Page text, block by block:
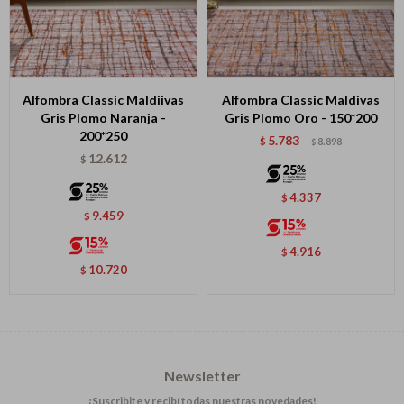
Alfombra Classic Maldiivas
Gris Plomo Naranja -
200*250
$ 12.612
$ 9.459
$ 10.720
Alfombra Classic Maldivas
Gris Plomo Oro - 150*200
$ 5.783 $8.898
$ 4.337
$ 4.916
Newsletter
¡Suscribite y recibí todas nuestras novedades!